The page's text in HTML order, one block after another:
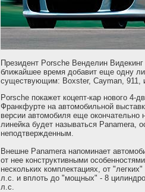
Президент Porsche Венделин
ближайшее время добавит еще одну
существующим: Boxster, Cayman, 911,
Porsche покажет коцепт-кар нового 4-
Франкфурте на автомобильной
версии автомобиля еще окончательно
линейка будет называться Panamera,
неподтвержденным.
Внешне Panamera напоминает
от нее конструктивными
нескольких комплектациях, от
л.с. и вплоть до "мощных" - 8
л.с.